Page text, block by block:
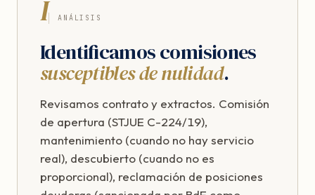
I ANÁLISIS
Identificamos comisiones
susceptibles de nulidad.
Revisamos contrato y extractos. Comisión
de apertura (STJUE C-224/19),
mantenimiento (cuando no hay servicio
real), descubierto (cuando no es
proporcional), reclamación de posiciones